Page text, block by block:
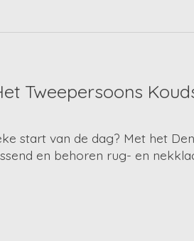
Tweepersoons
start van de dag? Met het
en behoren rug- en